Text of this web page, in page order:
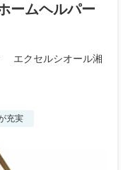
ームヘルパー
エクセルシオール湘
充実